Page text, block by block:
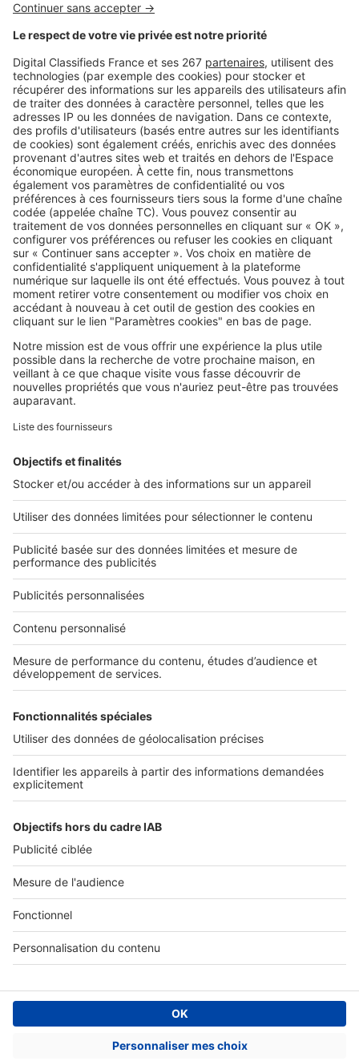
Image
Dispositif Jeanbrun : pourquoi
vous ne pourrez pas louer à votre
enfant
Image
Investir
30 % de décote sur le prix d'achat
: pourquoi le viager attire de plus
en plus d'investisseurs
SeLoger c'est aussi
Retrouvez-nous sur ...
L'ENTREPRISE
Nous contacter
Nous recrutons
NOS APPLICATIONS
Découvrez nos applications
Tous nos services pro
Accès client
À DÉCOUVRIR
Annuaire des professionnels
Tout l'immobilier
Toutes les villes
Tous les départements
Toutes les régions
SeLoger © 1992 - 2023
Annonces Immobilières
Paramétrer mes cookies
Conditions Générales d'Utilisation
Fonctionnement de notre site